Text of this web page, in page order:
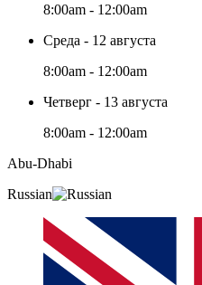
8:00am - 12:00am
Среда - 12 августа
8:00am - 12:00am
Четверг - 13 августа
8:00am - 12:00am
Abu-Dhabi
Russian